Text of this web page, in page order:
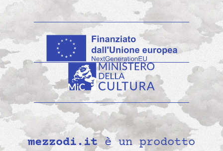
mezzodi.itè un prodotto